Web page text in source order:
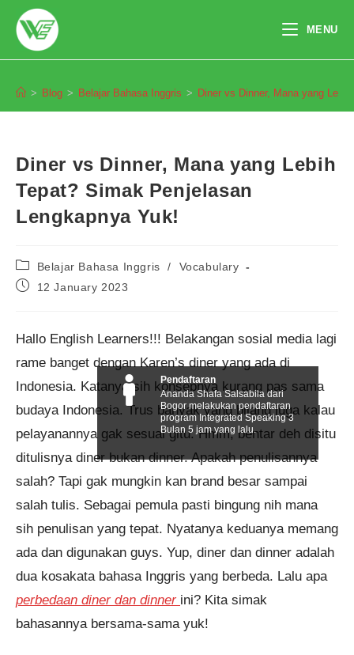
content
MENU
> Blog > Belajar Bahasa Inggris > Diner vs Dinner, Mana yang
Diner vs Dinner, Mana yang Lebih
Tepat? Simak Penjelasan
Lengkapnya Yuk!
Post
category:
Belajar Bahasa Inggris /
Vocabulary
Post12 January 2023
Hallo English Learners!!! Belakangan sosial media lagi
rame banget dengan Karen’s diner yang ada di
Indonesia. Katanya sih konsepnya kurang pas sama
budaya Indonesia. Trus banyak yang bilang juga kalau
pelayanannya gak sesuai gitu. Hmm, bentar deh disitu
ditulisnya diner bukan dinner. Apakah penulisannya
salah? Tapi gak mungkin kan brand besar sampai
salah tulis. Sebagai pemula pasti bingung nih mana
sih penulisan yang tepat. Nyatanya keduanya memang
ada dan digunakan guys. Yup, diner dan dinner adalah
dua kosakata bahasa Inggris yang berbeda. Lalu apa
perbedaan diner dan dinner ini? Kita simak
bahasannya bersama-sama yuk!
Pendaftaran
Ananda Shafa Salsabila dari
Bogor melakukan pendaftaran
program Integrated Speaking 3
Bulan 5 jam yang lalu.